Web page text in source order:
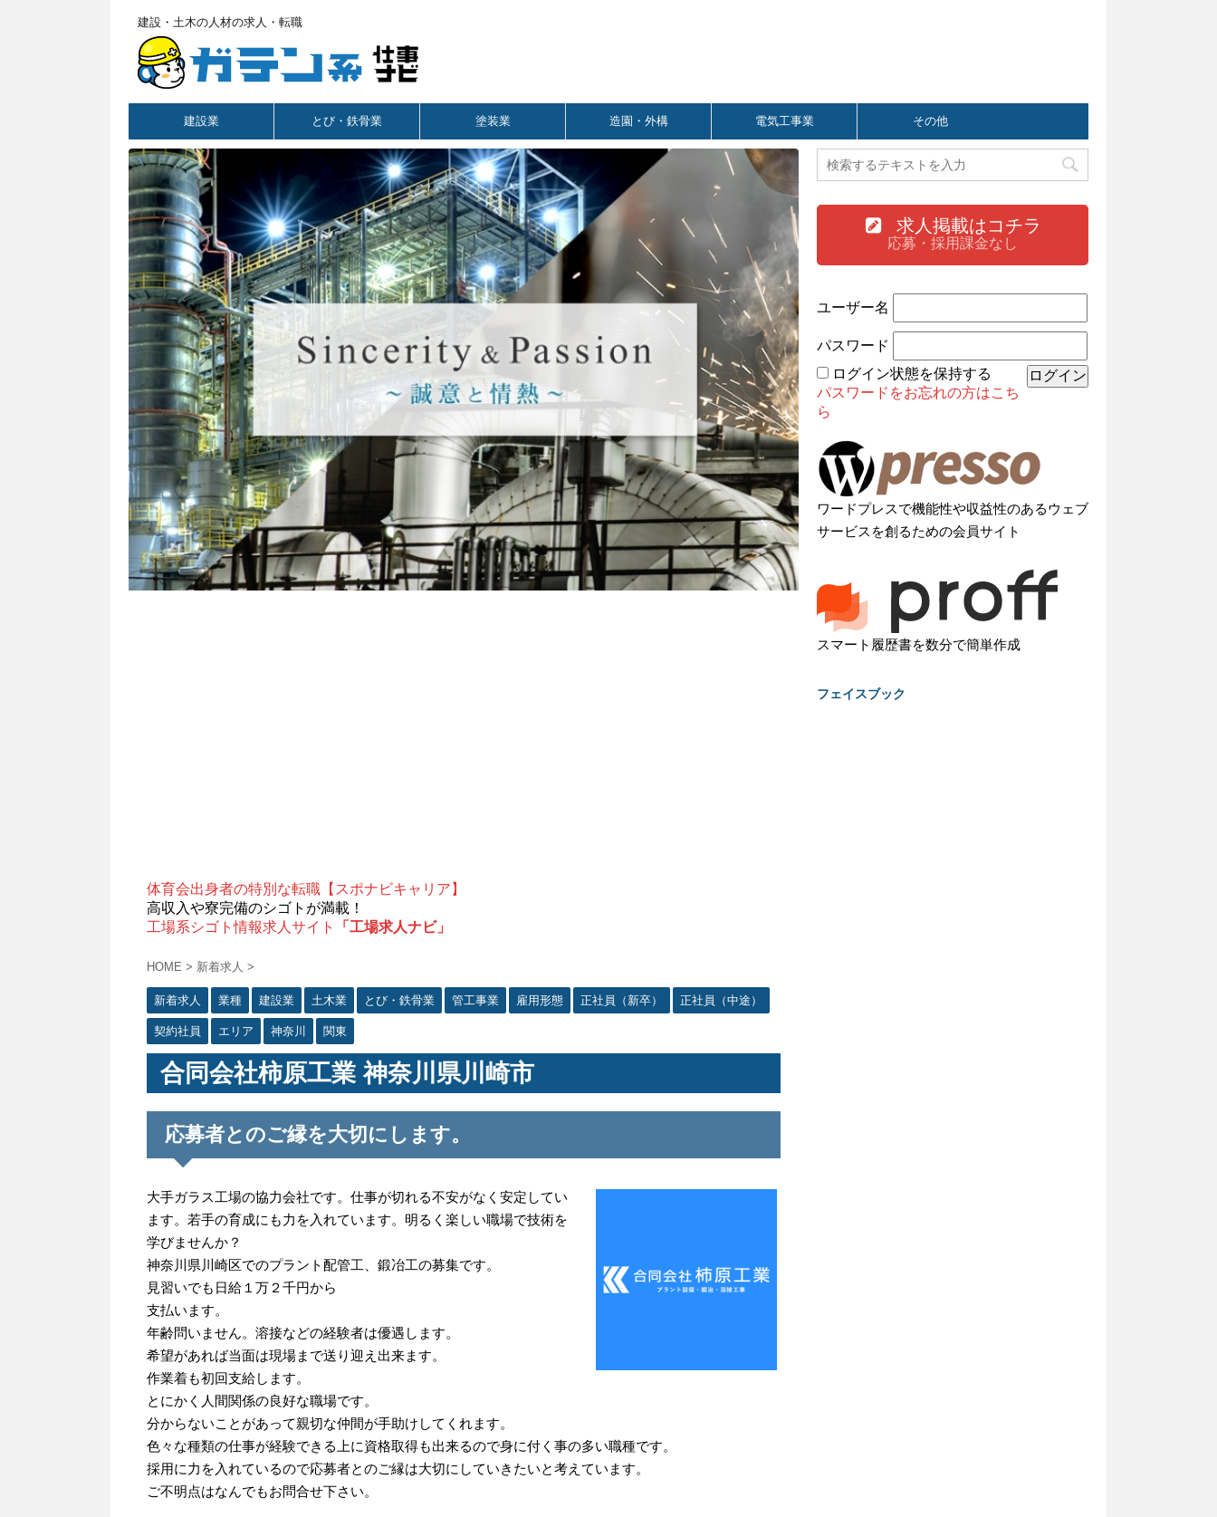
建設・土木の人材の求人・転職
建設業 とび・鉄骨業 塗装業 造園・外構 電気工事業 その他
体育会出身者の特別な転職【スポナビキャリア】
高収入や寮完備のシゴトが満載！
工場系シゴト情報求人サイト
「工場求人ナビ」
HOME > 新着求人 >
新着求人 業種 建設業 土木業 とび・鉄骨業 管工事業 雇用形態 正社員（新卒） 正社員（中途）
契約社員 エリア 神奈川 関東
合同会社柿原工業 神奈川県川崎市
応募者とのご縁を大切にします。
大手ガラス工場の協力会社です。仕事が切れる不安がなく安定してい
ます。若手の育成にも力を入れています。明るく楽しい職場で技術を
学びませんか？
神奈川県川崎区でのプラント配管工、鍛冶工の募集です。
見習いでも日給１万２千円から
支払います。
年齢問いません。溶接などの経験者は優遇します。
希望があれば当面は現場まで送り迎え出来ます。
作業着も初回支給します。
とにかく人間関係の良好な職場です。
分からないことがあって親切な仲間が手助けしてくれます。
色々な種類の仕事が経験できる上に資格取得も出来るので身に付く事の多い職種です。
採用に力を入れているので応募者とのご縁は大切にしていきたいと考えています。
ご不明点はなんでもお問合せ下さい。
求人掲載はコチラ
応募・採用課金なし
ユーザー名
パスワード
ログイン状態を保持する
パスワードをお忘れの方はこち
ら
ワードプレスで機能性や収益性のあるウェブ
サービスを創るための会員サイト
スマート履歴書を数分で簡単作成
フェイスブック